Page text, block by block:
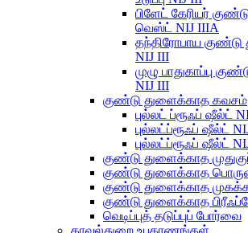
பிளேட் கேரியர்
வெஸ்ட் NIJ IIIA
தந்திரோபாய குண்டு
NIJ III
முழு பாதுகாப்பு
NIJ III
குண்டு துளைக்காத கவசம்
புல்லட் ப்ரூஃப் ஷீல்ட்
புல்லட்ப்ரூஃப் ஷீல்ட்
புல்லட்ப்ரூஃப் ஷீல்ட்
குண்டு துளைக்காத
குண்டு துளைக்காத
குண்டு துளைக்காத
குண்டு துளைக்காத
வெடிப்புத் தடுப்புப் போர்வை
காவல்துறை உபகரணங்கள்